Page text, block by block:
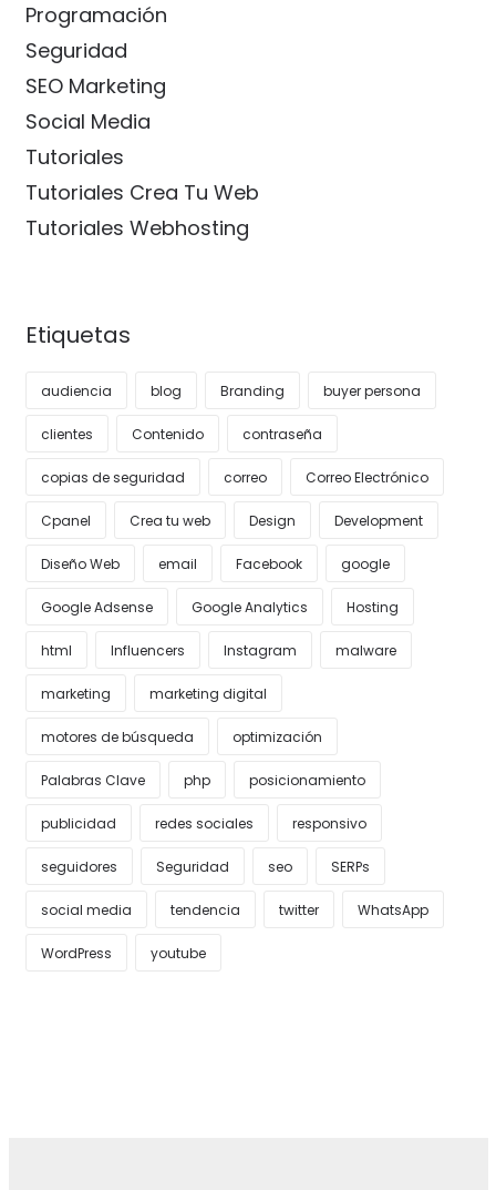
Programación
Seguridad
SEO Marketing
Social Media
Tutoriales
Tutoriales Crea Tu Web
Tutoriales Webhosting
Etiquetas
audiencia blog Branding buyer persona
clientes Contenido contraseña
copias de seguridad correo Correo Electrónico
Cpanel Crea tu web Design Development
Diseño Web email Facebook google
Google Adsense Google Analytics Hosting
html Influencers Instagram malware
marketing marketing digital
motores de búsqueda optimización
Palabras Clave php posicionamiento
publicidad redes sociales responsivo
seguidores Seguridad seo SERPs
social media tendencia twitter WhatsApp
WordPress youtube